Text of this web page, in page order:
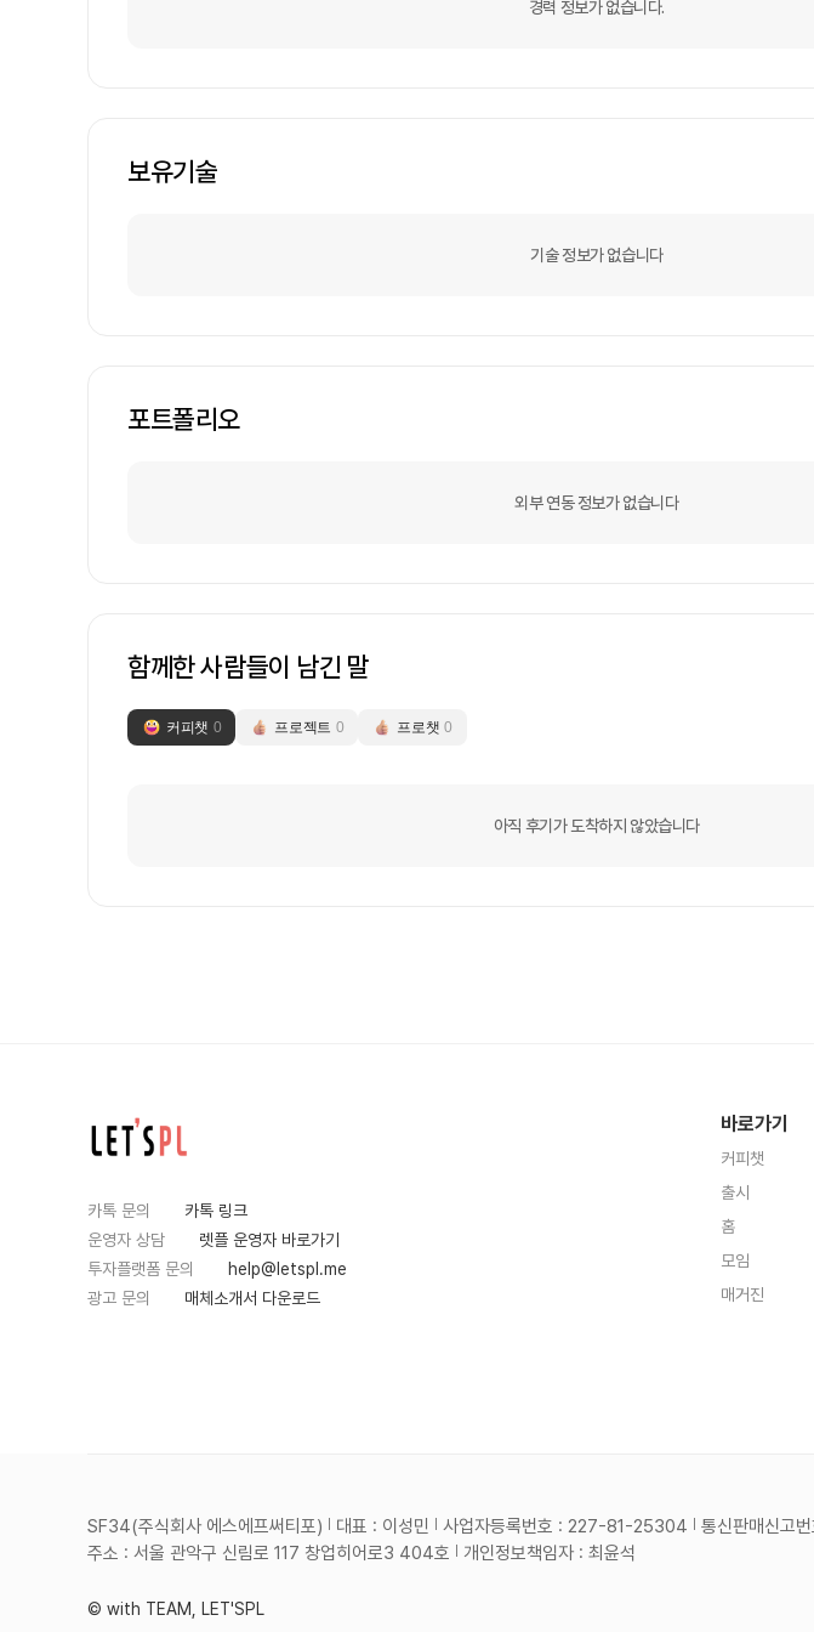
경력 정보가 없습니다.
보유기술
기술 정보가 없습니다
포트폴리오
외부 연동 정보가 없습니다
함께한 사람들이 남긴 말
커피챗 0 프로젝트 0 프로챗 0
아직 후기가 도착하지 않았습니다
카톡 문의
카톡 링크
운영자 상담
렛플 운영자 바로가기
투자플랫폼 문의
help@letspl.me
광고 문의
매체소개서 다운로드
바로가기
커피챗
출시
홈
모임
매거진
SF34(주식회사 에스에프써티포) 대표 : 이성민 사업자등록번호 : 227-81-25304
통신판매신고
주소 : 서울 관악구 신림로 117 창업히어로3 404호
개인정보책임자 : 최윤석
© with TEAM, LET'SPL